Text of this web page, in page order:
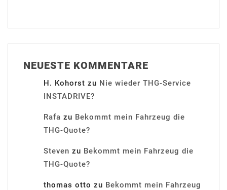
NEUESTE KOMMENTARE
H. Kohorst zu Nie wieder THG-Service
INSTADRIVE?
Rafa zu Bekommt mein Fahrzeug die
THG-Quote?
Steven zu Bekommt mein Fahrzeug die
THG-Quote?
thomas otto zu Bekommt mein Fahrzeug